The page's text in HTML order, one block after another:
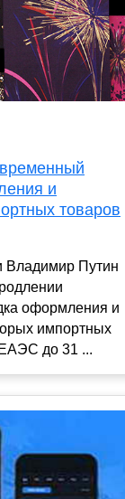
и
товаров
Владимир Путин
оформления и
импортных
до 31 ...